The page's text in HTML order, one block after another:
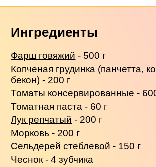
Ингредиенты
Фарш говяжий - 500 г
Копченая грудинка (панчетта,
бекон) - 200 г
Томаты консервированные -
Томатная паста - 60 г
Лук репчатый - 200 г
Морковь - 200 г
Сельдерей стеблевой - 150 г
Чеснок - 4 зубчика